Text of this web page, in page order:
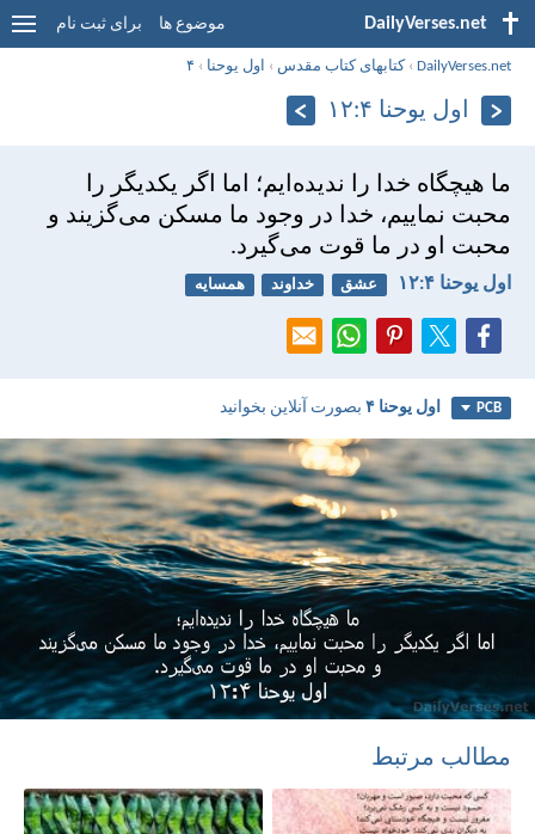
DailyVerses.net موضوع ها برای ثبت نام
DailyVerses.net
›کتابهای کتاب مقدس › اول يوحنا › ۴
اول يوحنا ۴:‏۱۲
ما هيچگاه خدا را نديده‌ايم؛ اما اگر يكديگر را
محبت نماييم، خدا در وجود ما مسكن می‌گزيند و
محبت او در ما قوت می‌گيرد.
اول يوحنا ۴:‏۱۲ عشق خداوند همسایه
PCB اول يوحنا ۴ بصورت آنلاین بخوانید
مطالب مرتبط